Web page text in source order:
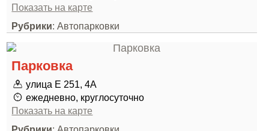
Показать на карте
Рубрики: Автопарковки
Парковка
улица Е 251, 4А
ежедневно, круглосуточно
Показать на карте